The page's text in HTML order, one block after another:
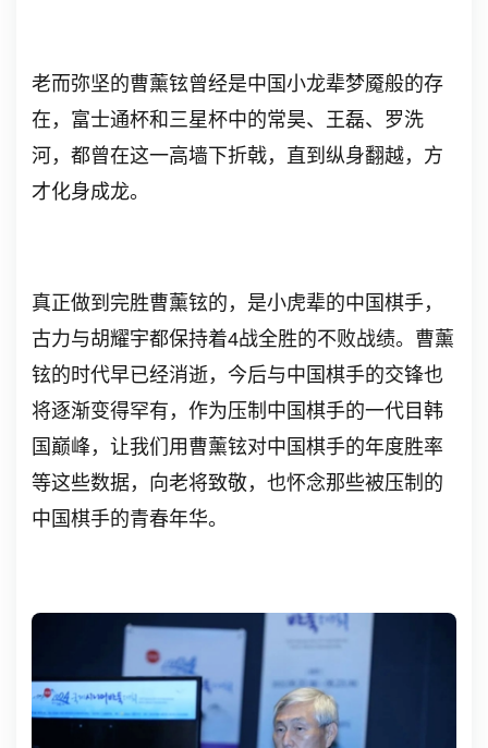
老而弥坚的曹薰铉曾经是中国小龙辈梦魇般的存
在，富士通杯和三星杯中的常昊、王磊、罗洗
河，都曾在这一高墙下折戟，直到纵身翻越，方
才化身成龙。
真正做到完胜曹薰铉的，是小虎辈的中国棋手，
古力与胡耀宇都保持着4战全胜的不败战绩。曹薰
铉的时代早已经消逝，今后与中国棋手的交锋也
将逐渐变得罕有，作为压制中国棋手的一代目韩
国巅峰，让我们用曹薰铉对中国棋手的年度胜率
等这些数据，向老将致敬，也怀念那些被压制的
中国棋手的青春年华。